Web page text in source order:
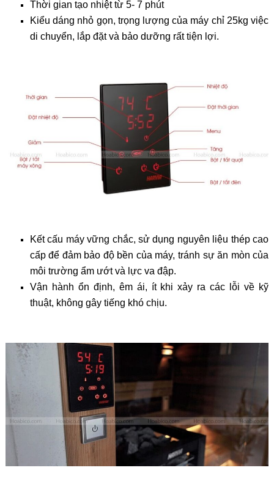
Thời gian tạo nhiệt từ 5- 7 phút
Kiểu dáng nhỏ gọn, trọng lượng của máy chỉ 25kg việc
di chuyển, lắp đặt và bảo dưỡng rất tiện lợi.
Kết cấu máy vững chắc, sử dụng nguyên liệu thép cao
cấp để đảm bảo độ bền của máy, tránh sự ăn mòn của
môi trường ẩm ướt và lực va đập.
Vận hành ổn định, êm ái, ít khi xảy ra các lỗi về kỹ
thuật, không gây tiếng khó chịu.